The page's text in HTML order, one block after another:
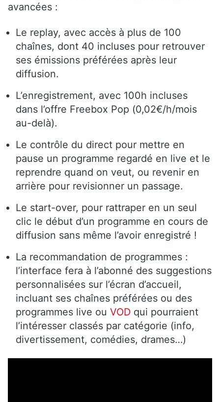
avancées :
Le replay, avec accès à plus de 100
chaînes, dont 40 incluses pour retrouver
ses émissions préférées après leur
diffusion.
L’enregistrement, avec 100h incluses
dans l’offre Freebox Pop (0,02€/h/mois
au-delà).
Le contrôle du direct pour mettre en
pause un programme regardé en live et le
reprendre quand on veut, ou revenir en
arrière pour revisionner un passage.
Le start-over, pour rattraper en un seul
clic le début d’un programme en cours de
diffusion sans même l’avoir enregistré !
La recommandation de programmes :
l’interface fera à l’abonné des suggestions
personnalisées sur l’écran d’accueil,
incluant ses chaînes préférées ou des
programmes live ou VOD qui pourraient
l’intéresser classés par catégorie (info,
divertissement, comédies, drames…)